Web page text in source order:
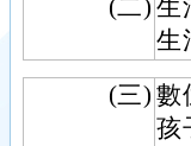
(二) 生
生
(三) 數
孩